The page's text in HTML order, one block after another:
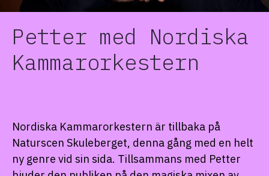
Petter med Nordiska
Kammarorkestern
Nordiska Kammarorkestern är tillbaka på
Naturscen Skuleberget, denna gång med en helt
ny genre vid sin sida. Tillsammans med Petter